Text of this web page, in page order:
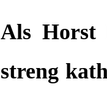
Als Horst
streng